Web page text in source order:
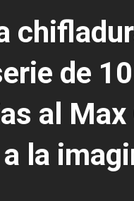
de
al
la